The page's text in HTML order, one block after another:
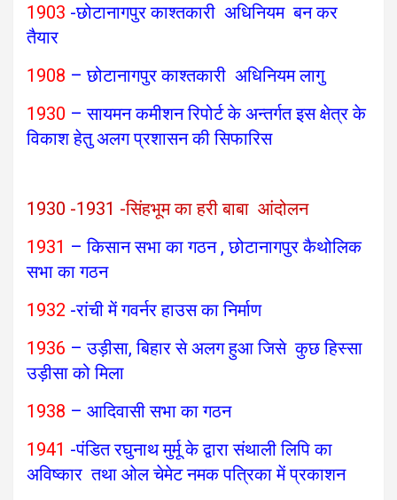
1903 -छोटानागपुर काश्तकारी अधिनियम बन कर
तैयार
1908 – छोटानागपुर काश्तकारी अधिनियम लागु
1930 – सायमन कमीशन रिपोर्ट के अन्तर्गत इस क्षेत्र के
विकाश हेतु अलग प्रशासन की सिफारिस
1930 -1931 -सिंहभूम का हरी बाबा आंदोलन
1931 – किसान सभा का गठन , छोटानागपुर कैथोलिक
सभा का गठन
1932 -रांची में गवर्नर हाउस का निर्माण
1936 – उड़ीसा, बिहार से अलग हुआ जिसे कुछ हिस्सा
उड़ीसा को मिला
1938 – आदिवासी सभा का गठन
1941 -पंडित रघुनाथ मुर्मू के द्वारा संथाली लिपि का
अविष्कार तथा ओल चेमेट नमक पत्रिका में प्रकाशन